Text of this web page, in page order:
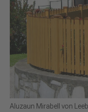
Aluzaun Mirabell von